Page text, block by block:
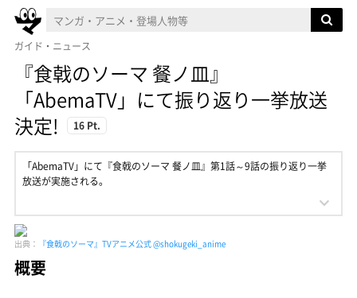
ガイド・ニュース
『食戟のソーマ 餐ノ皿』
「AbemaTV」にて振り返り一挙放送
決定!
16 Pt.
「AbemaTV」にて『食戟のソーマ 餐ノ皿』第1話～9話の振り返り一挙
放送が実施される。
出典： 『食戟のソーマ』TVアニメ公式 @shokugeki_anime
概要